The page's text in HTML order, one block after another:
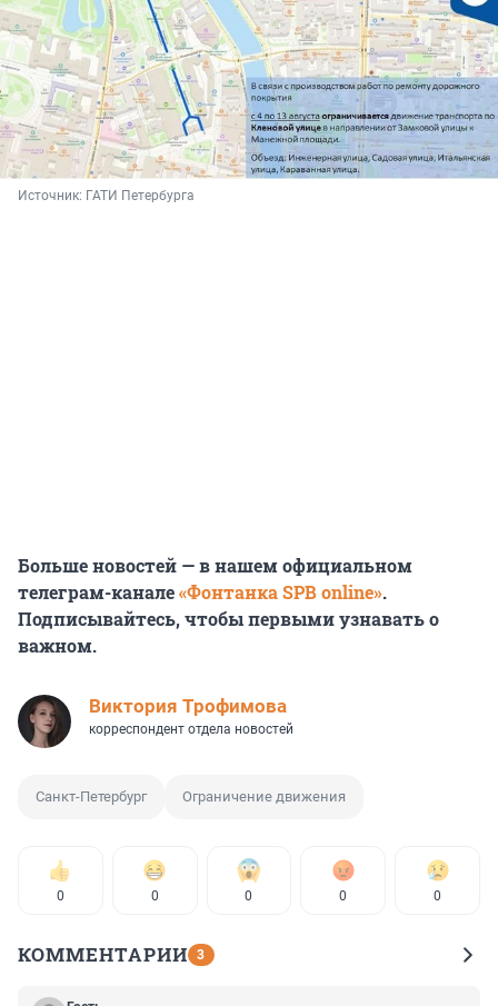
Источник: ГАТИ Петербурга
Больше новостей — в нашем официальном
телеграм-канале«Фонтанка SPB online».
Подписывайтесь, чтобы первыми узнавать о
важном.
Виктория Трофимова
корреспондент отдела новостей
Санкт-Петербург Ограничение движения
0 0 0 0 0
КОММЕНТАРИИ 3